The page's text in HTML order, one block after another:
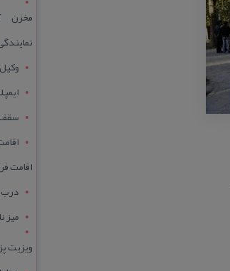
مخزن
سقف
اقامت
درب
میز
ویزیت